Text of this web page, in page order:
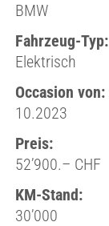
BMW
Fahrzeug-Typ:
Elektrisch
Occasion von:
10.2023
Preis:
52’900.– CHF
KM-Stand:
30’000